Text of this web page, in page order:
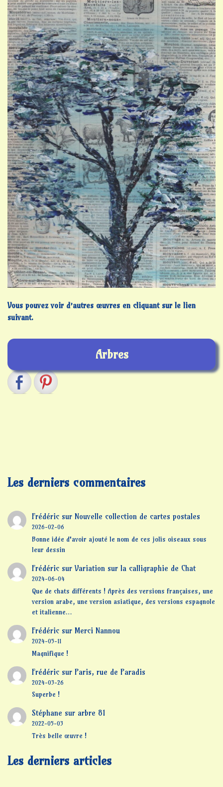
Vous pouvez voir d’autres œuvres en cliquant sur le lien
suivant.
Arbres
Les derniers commentaires
Frédéricsur Nouvelle collection de cartes postales
2026-02-06
Bonne idée d'avoir ajouté le nom de ces jolis oiseaux sous
leur dessin
Frédéricsur Variation sur la calligraphie de Chat
2024-06-04
Que de chats différents ! Après des versions françaises, une
version arabe, une version asiatique, des versions espagnole
et italienne…
Frédéricsur Merci Nannou
2024-05-11
Magnifique !
Frédéricsur Paris, rue de Paradis
2024-03-26
Superbe !
Stéphane sur arbre 81
2022-05-03
Très belle œuvre !
Les derniers articles